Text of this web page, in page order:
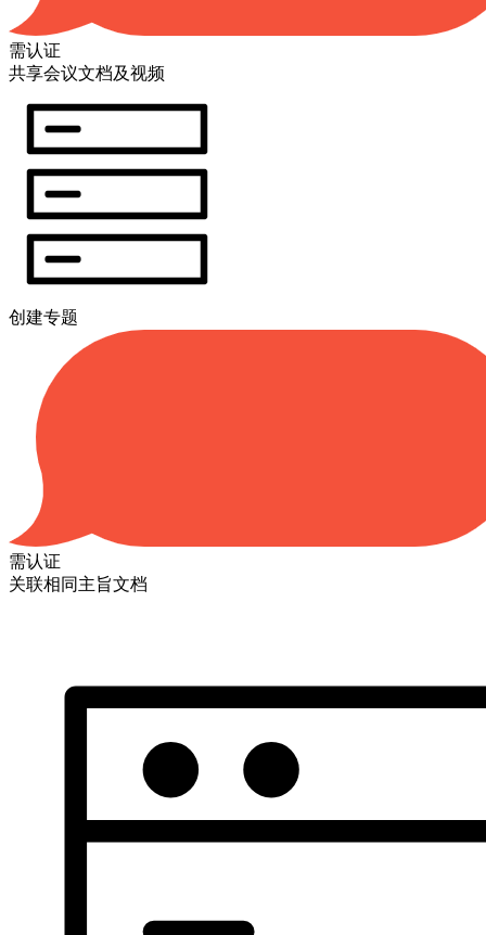
需认证
共享会议文档及视频
创建专题
需认证
关联相同主旨文档